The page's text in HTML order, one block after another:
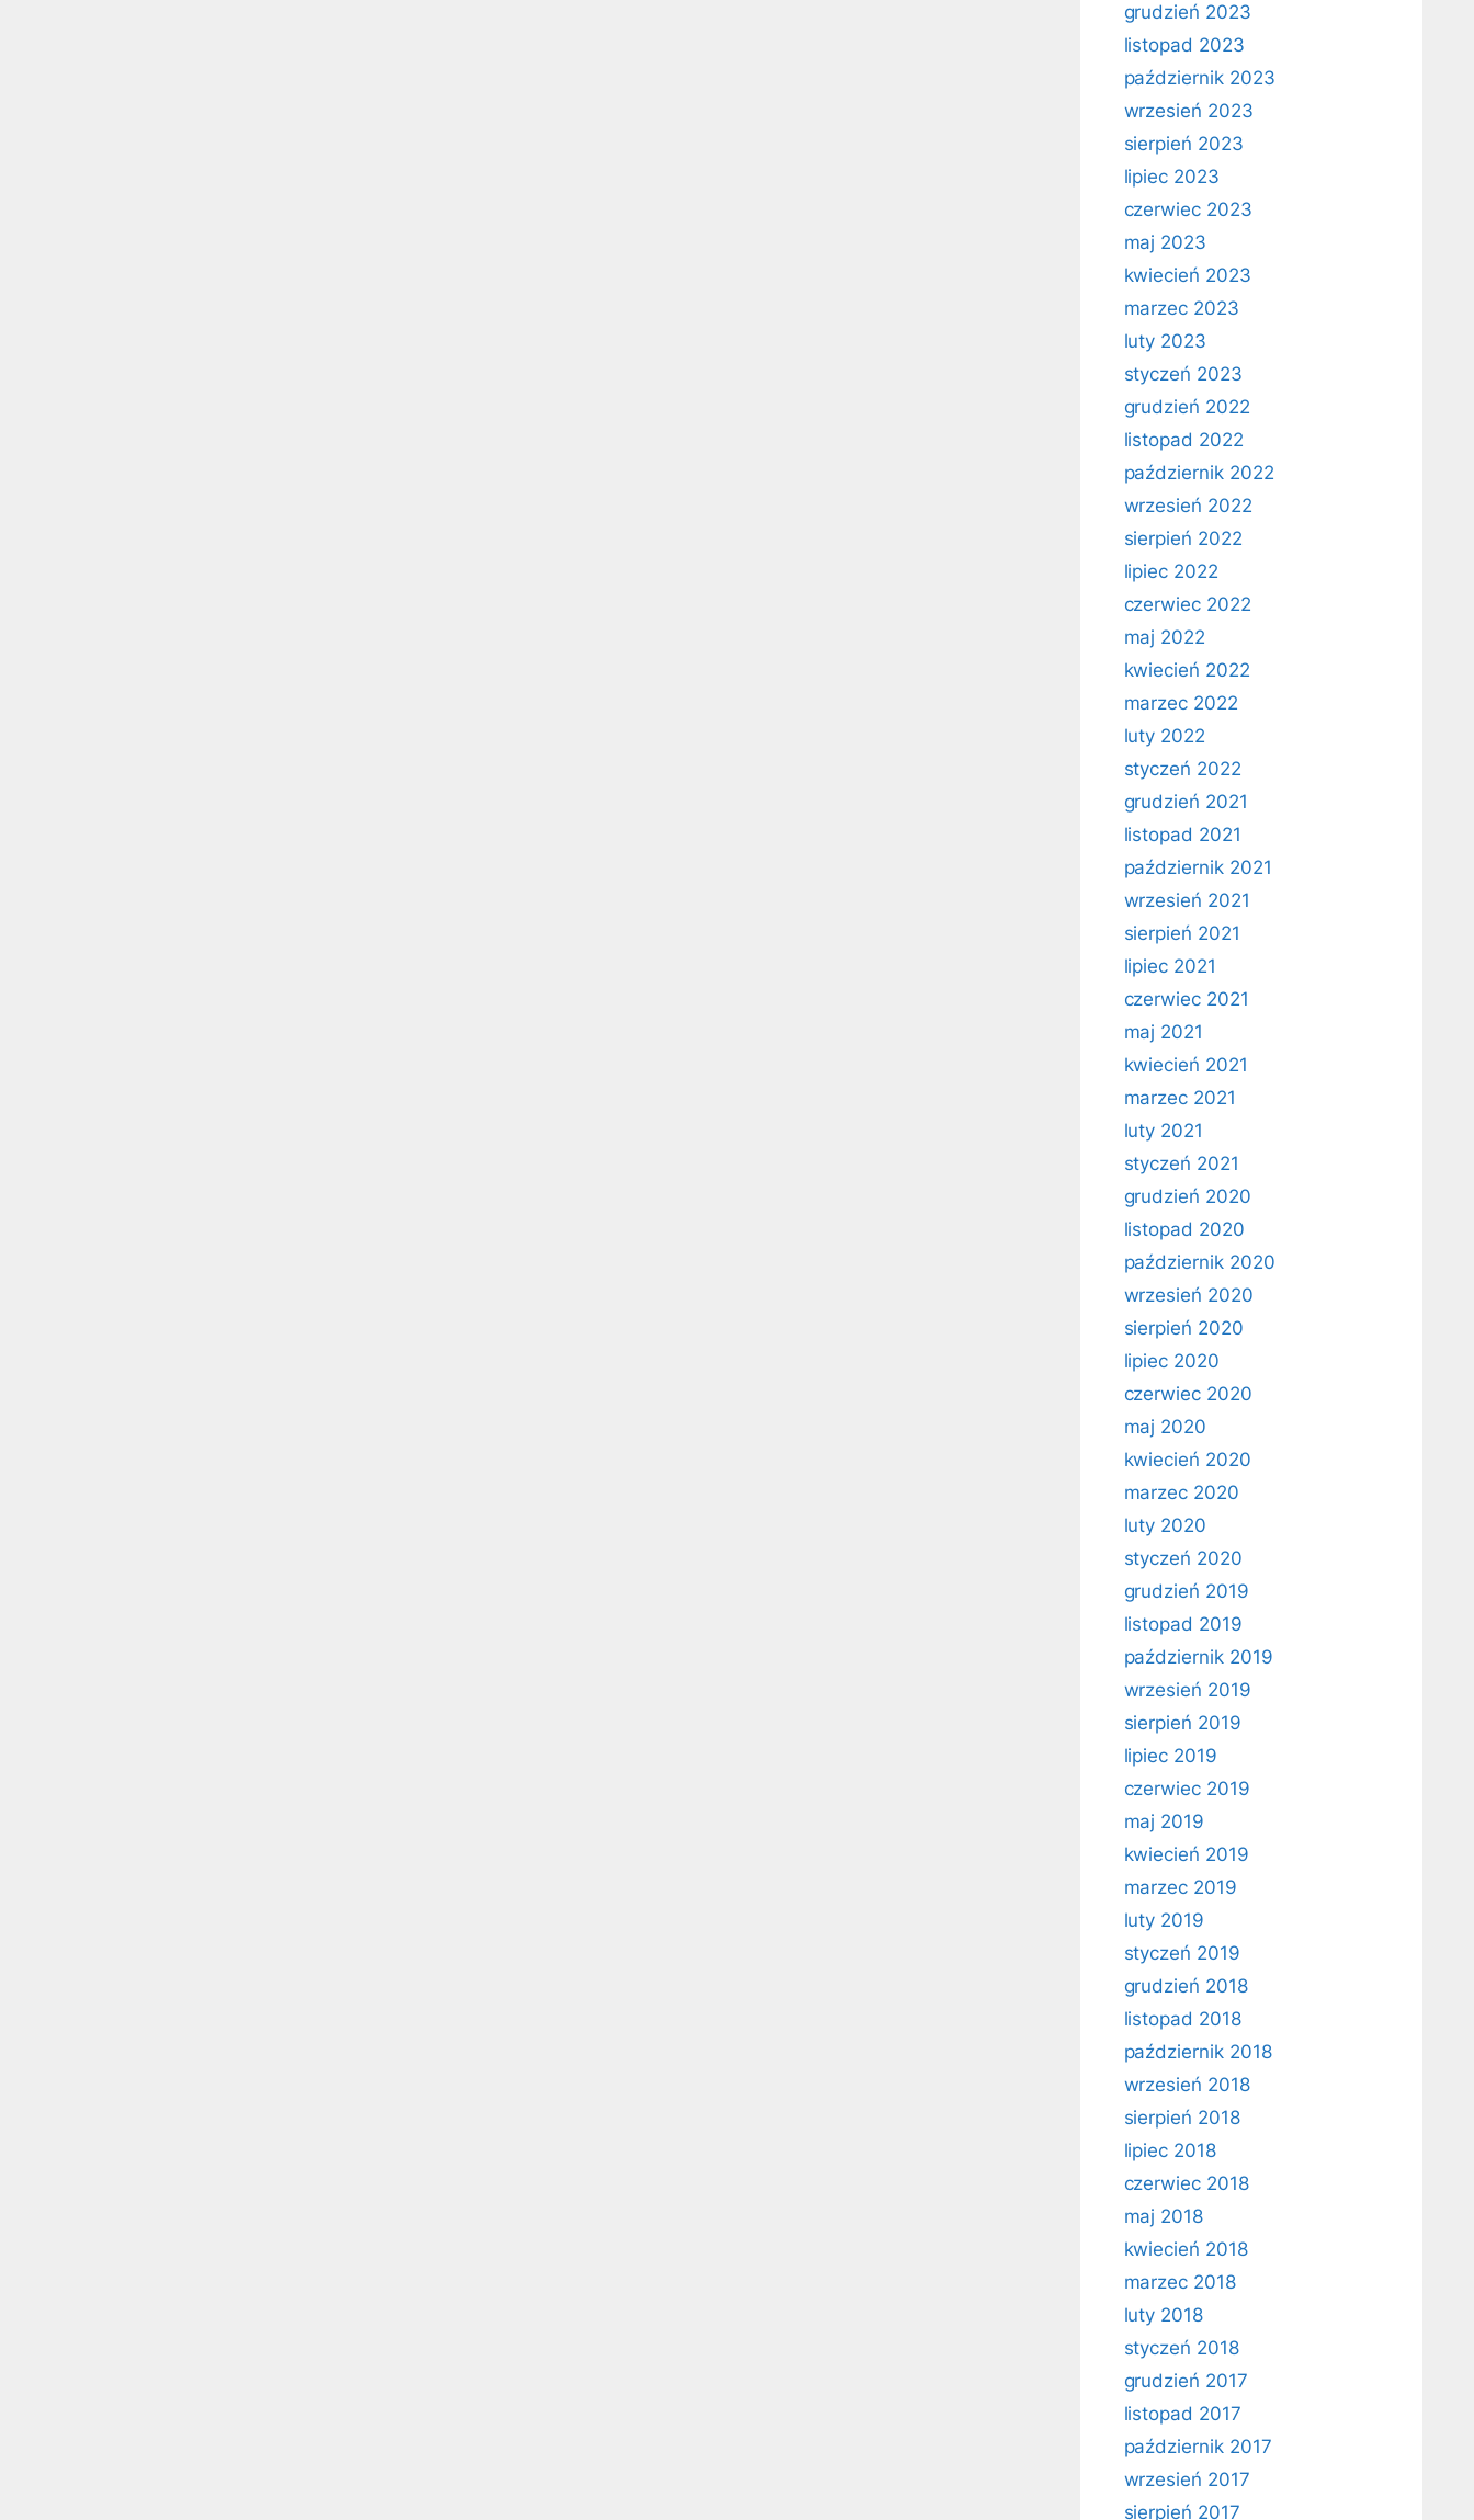
grudzień 2023
listopad 2023
październik 2023
wrzesień 2023
sierpień 2023
lipiec 2023
czerwiec 2023
maj 2023
kwiecień 2023
marzec 2023
luty 2023
styczeń 2023
grudzień 2022
listopad 2022
październik 2022
wrzesień 2022
sierpień 2022
lipiec 2022
czerwiec 2022
maj 2022
kwiecień 2022
marzec 2022
luty 2022
styczeń 2022
grudzień 2021
listopad 2021
październik 2021
wrzesień 2021
sierpień 2021
lipiec 2021
czerwiec 2021
maj 2021
kwiecień 2021
marzec 2021
luty 2021
styczeń 2021
grudzień 2020
listopad 2020
październik 2020
wrzesień 2020
sierpień 2020
lipiec 2020
czerwiec 2020
maj 2020
kwiecień 2020
marzec 2020
luty 2020
styczeń 2020
grudzień 2019
listopad 2019
październik 2019
wrzesień 2019
sierpień 2019
lipiec 2019
czerwiec 2019
maj 2019
kwiecień 2019
marzec 2019
luty 2019
styczeń 2019
grudzień 2018
listopad 2018
październik 2018
wrzesień 2018
sierpień 2018
lipiec 2018
czerwiec 2018
maj 2018
kwiecień 2018
marzec 2018
luty 2018
styczeń 2018
grudzień 2017
listopad 2017
październik 2017
wrzesień 2017
sierpień 2017